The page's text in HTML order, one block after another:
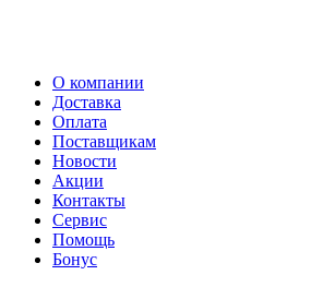
О компании
Доставка
Оплата
Поставщикам
Новости
Акции
Контакты
Сервис
Помощь
Бонус